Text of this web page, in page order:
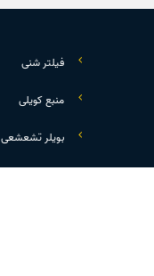
فیلتر شنی
منبع کویلی
بویلر تشعشعی